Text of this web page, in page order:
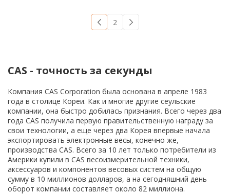
1 2 →
CAS - точность за секунды
Компания CAS Corporation была основана в апреле 1983
года в столице Кореи. Как и многие другие сеульские
компании, она быстро добилась признания. Всего через два
года CAS получила первую правительственную награду за
свои технологии, а еще через два Корея впервые начала
экспортировать электронные весы, конечно же,
производства CAS. Всего за 10 лет только потребители из
Америки купили в CAS весоизмерительной техники,
аксессуаров и компонентов весовых систем на общую
сумму в 10 миллионов долларов, а на сегодняшний день
оборот компании составляет около 82 миллиона.